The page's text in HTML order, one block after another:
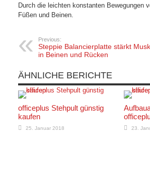
Durch die leichten konstanten Bewegungen
Füßen und Beinen.
Previous:
Steppie Balancierplatte stärkt
in Beinen und Rücken
ÄHNLICHE BERICHTE
officeplus Stehpult günstig
kaufen
25. Januar 2018 23.